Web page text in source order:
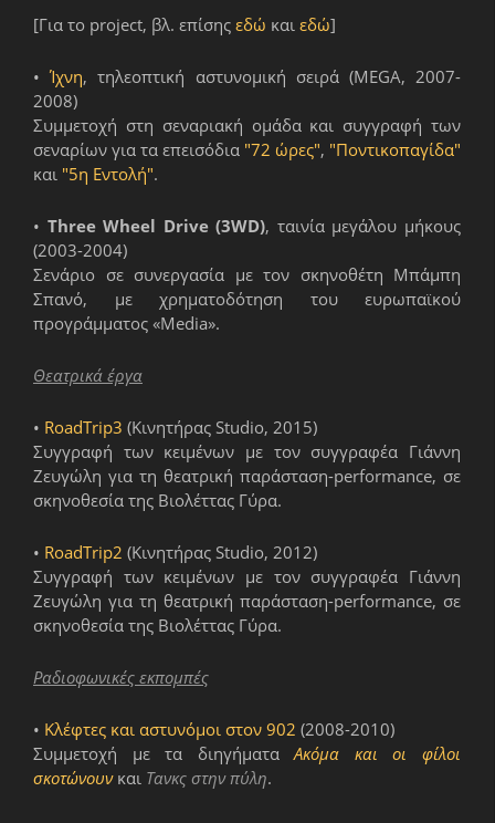
[Για το project, βλ. επίσης εδώ και εδώ]
•Ίχνη, τηλεοπτική αστυνομική σειρά (MEGA, 2007-
2008)
Συμμετοχή στη σεναριακή ομάδα και συγγραφή των
σεναρίων για τα επεισόδια "72 ώρες", "Ποντικοπαγίδα"
και "5η Εντολή".
• Three Wheel Drive (3WD), ταινία μεγάλου μήκους
(2003-2004)
Σενάριο σε συνεργασία με τον σκηνοθέτη Μπάμπη
Σπανό, με χρηματοδότηση του ευρωπαϊκού
προγράμματος «Media».
Θεατρικά έργα
• RoadTrip3 (Κινητήρας Studio, 2015)
Συγγραφή των κειμένων με τον συγγραφέα Γιάννη
Ζευγώλη για τη θεατρική παράσταση-performance, σε
σκηνοθεσία της Βιολέττας Γύρα.
• RoadTrip2 (Κινητήρας Studio, 2012)
Συγγραφή των κειμένων με τον συγγραφέα Γιάννη
Ζευγώλη για τη θεατρική παράσταση-performance, σε
σκηνοθεσία της Βιολέττας Γύρα.
Ραδιοφωνικές εκπομπές
• Κλέφτες και αστυνόμοι στον 902 (2008-2010)
Συμμετοχή με τα διηγήματαΑκόμα και οι φίλοι
σκοτώνουνκαι Τανκς στην πύλη.